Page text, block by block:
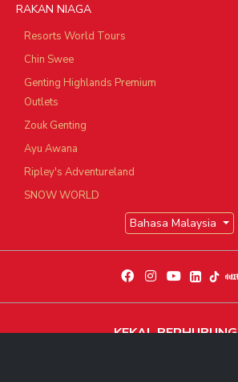
RAKAN NIAGA
Resorts World Tours
Chin Swee
Genting Highlands Premium
Outlets
Zouk Genting
Ayu Awana
Ripley's Adventureland
SNOW WORLD
Bahasa Malaysia
KEKAL BERHUBUNG